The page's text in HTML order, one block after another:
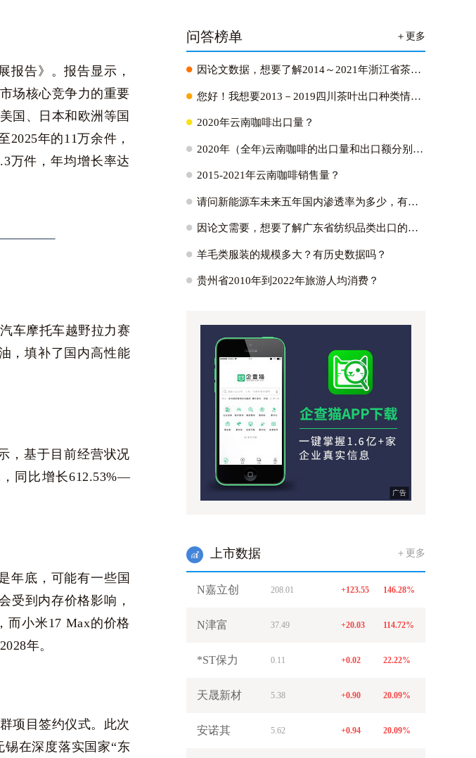
报告》。报告显示，
场核心竞争力的重要
国、日本和欧洲等国
年的11万余件，
万件，年均增长率达
车摩托车越野拉力赛
，填补了国内高性能
，基于目前经营状况
同比增长612.53%—
年底，可能有一些国
受到内存价格影响，
而小米17 Max的价格
年。
项目签约仪式。此次
在深度落实国家“东
问答榜单 ＋更多
H 因论文数据，想要了解2014～2021年浙江省茶叶出口量、出口金额以及它们占全国比重；2021年浙江省茶叶出口各个国家的出口量？
H 您好！我想要2013－2019四川茶叶出口种类情况:绿茶出口占比~红茶～黑茶~白茶？
H 2020年云南咖啡出口量？
H 2020年（全年)云南咖啡的出口量和出口额分别是多少？
H 2015-2021年云南咖啡销售量？
H 请问新能源车未来五年国内渗透率为多少，有没有测算逻辑参考？国内外新能源车渗透率的峰值能达到多少?
H 因论文需要，想要了解广东省纺织品类出口的主要市场，具体的出口额为多少，不同贸易方式出口额多少占比多少。蟹蟹！？
H 羊毛类服装的规模多大？有历史数据吗？
H 贵州省2010年到2022年旅游人均消费？
广告
w 上市数据 ＋更多
N嘉立创 208.01 +123.55 146.28%
N津富 37.49 +20.03 114.72%
*ST保力 0.11 +0.02 22.22%
天晟新材 5.38 +0.90 20.09%
安诺其 5.62 +0.94 20.09%